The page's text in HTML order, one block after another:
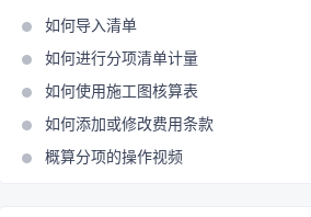
如何导入清单
如何进行分项清单计量
如何使用施工图核算表
如何添加或修改费用条款
概算分项的操作视频